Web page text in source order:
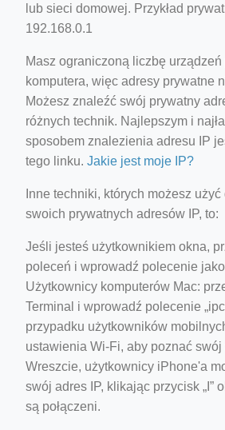
lub sieci domowej. Przykład
192.168.0.1
Masz ograniczoną liczbę urządzeń
komputera, więc adresy prywatne
Możesz znaleźć swój prywatny
różnych technik. Najlepszym i
sposobem znalezienia adresu IP
tego linku. Jakie jest moje IP?
Inne techniki, których możesz
swoich prywatnych adresów IP, to:
Jeśli jesteś użytkownikiem okna,
poleceń i wprowadź polecenie jako
Użytkownicy komputerów Mac:
Terminal i wprowadź polecenie
przypadku użytkowników
ustawienia Wi-Fi, aby poznać swój
Wreszcie, użytkownicy iPhone'a
swój adres IP, klikając przycisk „I”
są połączeni.